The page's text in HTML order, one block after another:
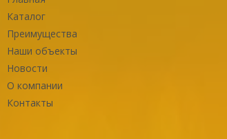
Каталог
Преимущества
Наши объекты
Новости
О компании
Контакты